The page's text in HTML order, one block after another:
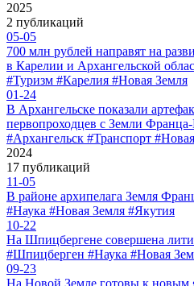
2025
2 публикаций
05-05
700 млн рублей направят на
в Карелии и Архангельской
#Туризм #Карелия #Новая Земля
01-24
В Архангельске показали
первопроходцев с Земли
#Архангельск #Транспорт
2024
17 публикаций
11-05
В районе архипелага Земля
#Наука #Новая Земля #Якутия
10-22
На Шпицбергене совершена
#Шпицберген #Наука #Новая
09-23